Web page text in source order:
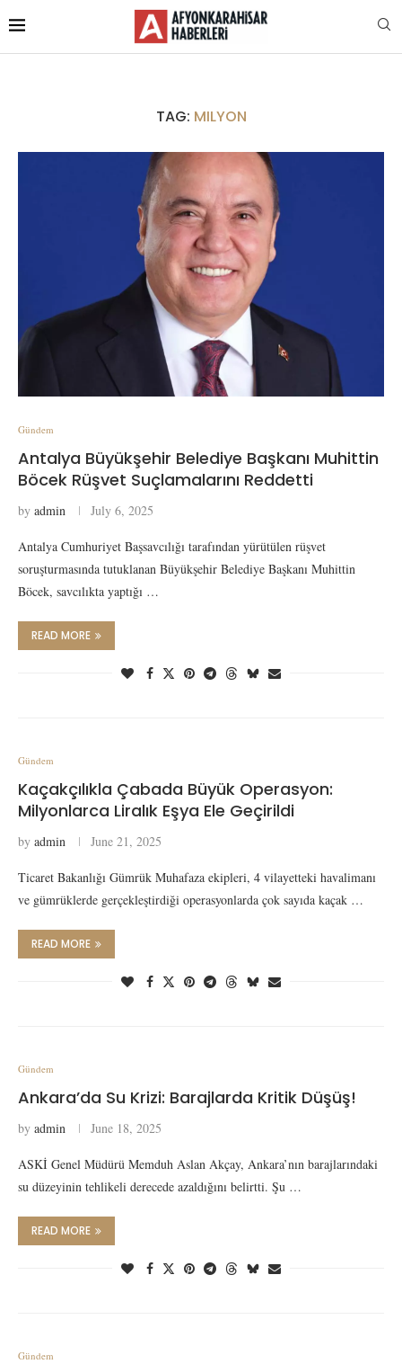
TAG: MILYON
Gündem
Antalya Büyükşehir Belediye Başkanı Muhittin
Böcek Rüşvet Suçlamalarını Reddetti
by admin July 6, 2025
Antalya Cumhuriyet Başsavcılığı tarafından yürütülen rüşvet
soruşturmasında tutuklanan Büyükşehir Belediye Başkanı Muhittin
Böcek, savcılıkta yaptığı …
READ MORE
Gündem
Kaçakçılıkla Çabada Büyük Operasyon:
Milyonlarca Liralık Eşya Ele Geçirildi
by admin June 21, 2025
Ticaret Bakanlığı Gümrük Muhafaza ekipleri, 4 vilayetteki havalimanı
ve gümrüklerde gerçekleştirdiği operasyonlarda çok sayıda kaçak …
READ MORE
Gündem
Ankara’da Su Krizi: Barajlarda Kritik Düşüş!
by admin June 18, 2025
ASKİ Genel Müdürü Memduh Aslan Akçay, Ankara’nın barajlarındaki
su düzeyinin tehlikeli derecede azaldığını belirtti. Şu …
READ MORE
Gündem